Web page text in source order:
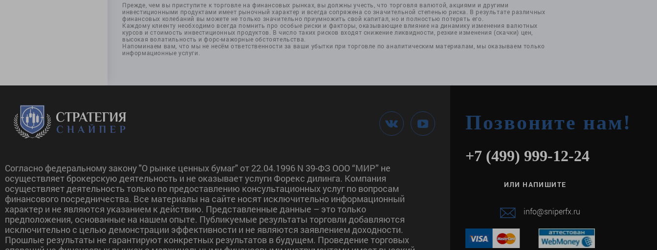
Прежде, чем вы приступите к торговле на финансовых рынках, вы должны учесть, что торговля валютой, акциями и другими
инвестиционными продуктами имеет рыночный характер и всегда сопряжена со значительной степенью риска. В результате различных
финансовых колебаний вы можете не только значительно приумножить свой капитал, но и полностью потерять его.
Каждому клиенту необходимо всегда помнить про особые риски и факторы, оказывающие влияние на динамику изменения валютных
курсов и стоимость инвестиционных продуктов. В число таких рисков входят снижение ликвидности, резкие изменения (скачки) цен,
высокая волатильность и форс-мажорные обстоятельства.
Напоминаем вам, что мы не несём ответственности за ваши убытки при торговле по аналитическим материалам, мы оказываем только
информационные услуги.
Согласно федеральному закону "О рынке ценных бумаг" от 22.04.1996 N 39-ФЗ ООО “МИР” не
осуществляет брокерскую деятельность и не оказывает услуги Форекс дилинга. Компания
осуществляет деятельность только по предоставлению консультационных услуг по вопросам
финансового посредничества. Все материалы на сайте носят исключительно информационный
характер и не являются указанием к действию. Представленные данные – это только
предположения, основанные на нашем опыте. Публикуемые результаты торговли добавляются
исключительно с целью демонстрации эффективности и не являются заявлением доходности.
Прошлые результаты не гарантируют конкретных результатов в будущем. Проведение торговых
Позвоните нам!
+7 (499) 999-12-24
ИЛИ НАПИШИТЕ
info@sniperfx.ru